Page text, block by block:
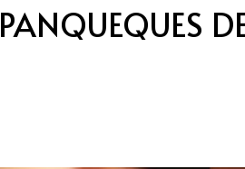
PANQUEQUES